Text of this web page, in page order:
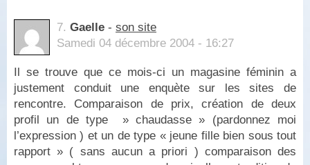
7. Gaelle - son site
Samedi 04 décembre 2004 - 16:27
Il se trouve que ce mois-ci un magasine féminin a
justement conduit une enquète sur les sites de
rencontre. Comparaison de prix, création de deux
profil un de type » chaudasse » (pardonnez moi
l’expression ) et un de type « jeune fille bien sous tout
rapport » ( sans aucun a priori ) comparaison des